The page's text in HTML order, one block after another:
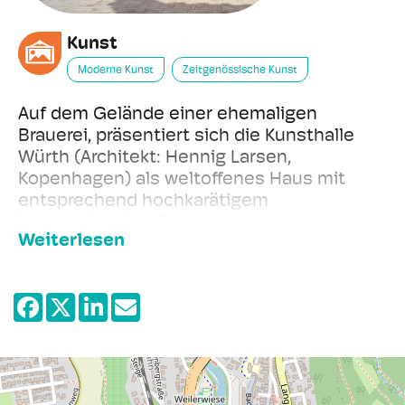
Kunst
Moderne Kunst Zeitgenössische Kunst
Auf dem Gelände einer ehemaligen
Brauerei, präsentiert sich die Kunsthalle
Würth (Architekt: Hennig Larsen,
Kopenhagen) als weltoffenes Haus mit
entsprechend hochkarätigem
Weiterlesen